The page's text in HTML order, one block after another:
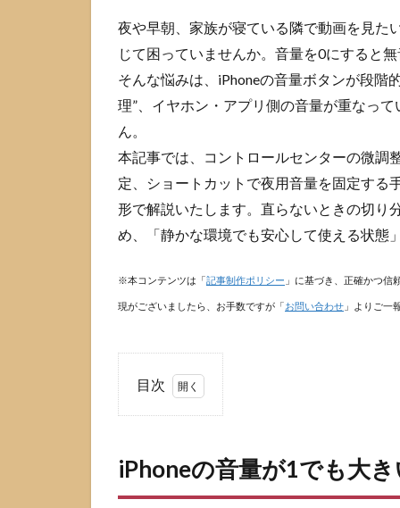
夜や早朝、家族が寝ている隣で動画を見た
じて困っていませんか。音量を0にすると
そんな悩みは、iPhoneの音量ボタンが段階
理”、イヤホン・アプリ側の音量が重なっ
ん。
本記事では、コントロールセンターの微調
定、ショートカットで夜用音量を固定する
形で解説いたします。直らないときの切り
め、「静かな環境でも安心して使える状態
※本コンテンツは「記事制作ポリシー 」に基づき、正確かつ信
現がございましたら、お手数ですが「お問い合わせ 」よりご一
目次
が1で
iPhoneの音量が1でも大